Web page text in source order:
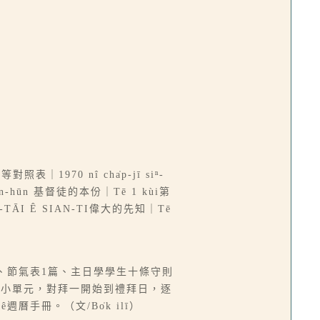
對照表｜1970 nî cha̍p-jī siⁿ-
hūn 基督徒的本份｜Tē 1 kùi第
TĀI Ê SIAN-TI偉大的先知｜Tē
氣表1篇、主日學學生十條守則
單元，對拜一開始到禮拜日，逐
週曆手冊。（文/Bo̍k ilī）